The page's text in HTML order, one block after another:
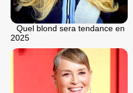
Quel blond sera tendance en
2025